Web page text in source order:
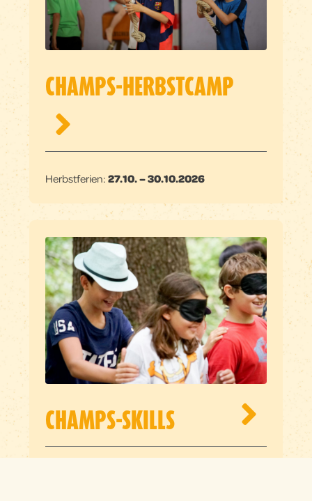
CHAMPS-HERBSTCAMP
Herbstferien:27.10. – 30.10.2026
CHAMPS-SKILLS